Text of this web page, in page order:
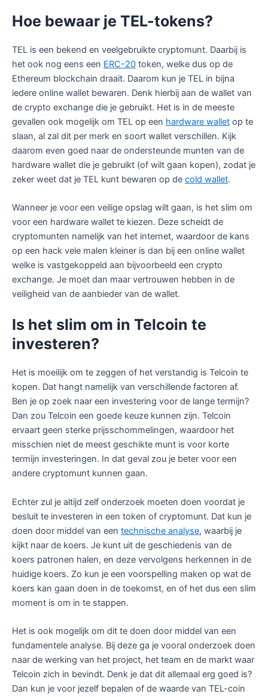
Hoe bewaar je TEL-tokens?
TEL is een bekend en veelgebruikte cryptomunt. Daarbij is
het ook nog eens een ERC-20 token, welke dus op de
Ethereum blockchain draait. Daarom kun je TEL in bijna
iedere online wallet bewaren. Denk hierbij aan de wallet van
de crypto exchange die je gebruikt. Het is in de meeste
gevallen ook mogelijk om TEL op een hardware wallet op te
slaan, al zal dit per merk en soort wallet verschillen. Kijk
daarom even goed naar de ondersteunde munten van de
hardware wallet die je gebruikt (of wilt gaan kopen), zodat je
zeker weet dat je TEL kunt bewaren op de cold wallet.
Wanneer je voor een veilige opslag wilt gaan, is het slim om
voor een hardware wallet te kiezen. Deze scheidt de
cryptomunten namelijk van het internet, waardoor de kans
op een hack vele malen kleiner is dan bij een online wallet
welke is vastgekoppeld aan bijvoorbeeld een crypto
exchange. Je moet dan maar vertrouwen hebben in de
veiligheid van de aanbieder van de wallet.
Is het slim om in Telcoin te
investeren?
Het is moeilijk om te zeggen of het verstandig is Telcoin te
kopen. Dat hangt namelijk van verschillende factoren af.
Ben je op zoek naar een investering voor de lange termijn?
Dan zou Telcoin een goede keuze kunnen zijn. Telcoin
ervaart geen sterke prijsschommelingen, waardoor het
misschien niet de meest geschikte munt is voor korte
termijn investeringen. In dat geval zou je beter voor een
andere cryptomunt kunnen gaan.
Echter zul je altijd zelf onderzoek moeten doen voordat je
besluit te investeren in een token of cryptomunt. Dat kun je
doen door middel van een technische analyse, waarbij je
kijkt naar de koers. Je kunt uit de geschiedenis van de
koers patronen halen, en deze vervolgens herkennen in de
huidige koers. Zo kun je een voorspelling maken op wat de
koers kan gaan doen in de toekomst, en of het dus een slim
moment is om in te stappen.
Het is ook mogelijk om dit te doen door middel van een
fundamentele analyse. Bij deze ga je vooral onderzoek doen
naar de werking van het project, het team en de markt waar
Telcoin zich in bevindt. Denk je dat dit allemaal erg goed is?
Dan kun je voor jezelf bepalen of de waarde van TEL-coin